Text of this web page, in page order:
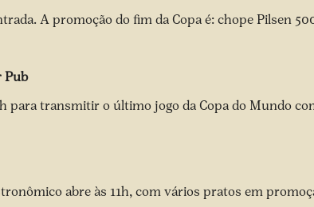
A promoção do fim da Copa é: chope Pilsen
Pub
para transmitir o último jogo da Copa do Mundo
abre às 11h, com vários pratos em